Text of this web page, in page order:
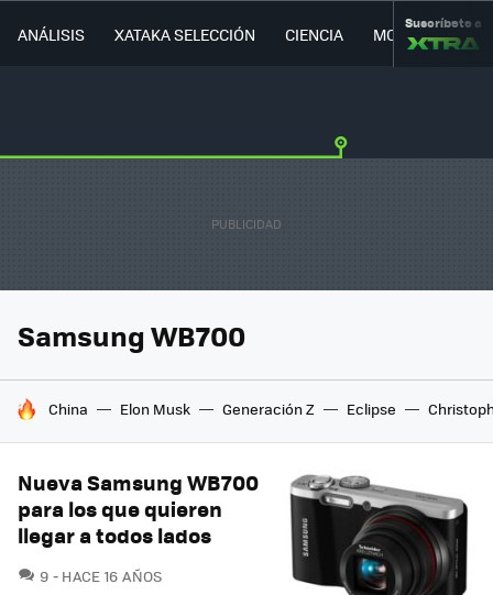
ANÁLISIS XATAKA SELECCIÓN CIENCIA MOVILIDAD
Suscríbete a
Samsung WB700
HOY SE HABLA DE
China Elon Musk Generación Z Eclipse
Nueva Samsung WB700
para los que quieren
llegar a todos lados
9 COMENTARIOS
HACE 16 AÑOS